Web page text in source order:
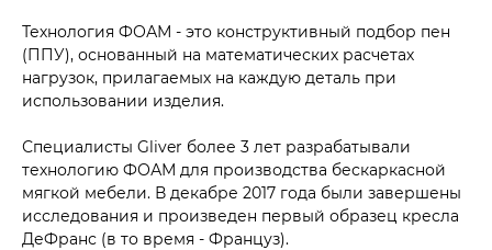
Технология ФОАМ - это конструктивный подбор пен
(ППУ), основанный на математических расчетах
нагрузок, прилагаемых на каждую деталь при
использовании изделия.
Специалисты Gliver более 3 лет разрабатывали
технологию ФОАМ для производства бескаркасной
мягкой мебели. В декабре 2017 года были завершены
исследования и произведен первый образец кресла
ДеФранс (в то время - Француз).